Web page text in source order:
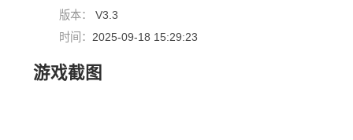
版本：
V3.3
时间： 2025-09-18 15:29:23
游戏截图